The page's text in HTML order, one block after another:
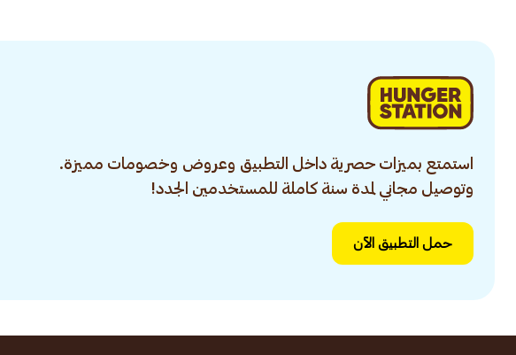
استمتع بميزات حصرية داخل التطبيق وعروض وخصومات مميزة.
وتوصيل مجاني لمدة سنة كاملة للمستخدمين الجدد!
حمل التطبيق الآن